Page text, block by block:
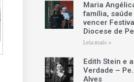
Maria
família,
vencer
Diocese de
Leia mais »
Edith Stein e
Verdade –
Alves